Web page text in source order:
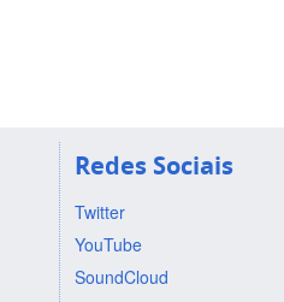
Redes Sociais
Twitter
YouTube
SoundCloud